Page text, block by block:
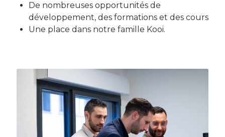
De nombreuses opportunités de
développement, des formations et des cours
Une place dans notre famille Kooi.